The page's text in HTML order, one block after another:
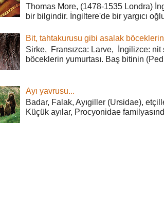
Thomas More, (1478-1535 Londra)
bir bilgindir. İngiltere'de bir yargıcı
Bit, tahtakurusu gibi asalak böceklerin
Sirke, Fransızca: Larve, İngilizce: nit
böceklerin yumurtası. Baş bitinin
Ayı yavrusu...
Badar, Falak, Ayıgiller (Ursidae),
Küçük ayılar, Procyonidae